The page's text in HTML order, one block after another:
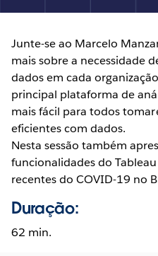
Junte-se ao Marcelo
mais sobre a necessidade
dados em cada
principal plataforma de
mais fácil para todos
eficientes com dados.
Nesta sessão também
funcionalidades do
recentes do COVID-19 no
Duração:
62 min.